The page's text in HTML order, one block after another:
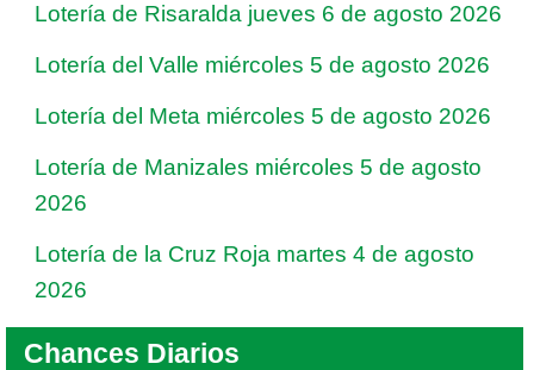
Lotería de Risaralda jueves 6 de agosto 2026
Lotería del Valle miércoles 5 de agosto 2026
Lotería del Meta miércoles 5 de agosto 2026
Lotería de Manizales miércoles 5 de agosto
2026
Lotería de la Cruz Roja martes 4 de agosto
2026
Chances Diarios